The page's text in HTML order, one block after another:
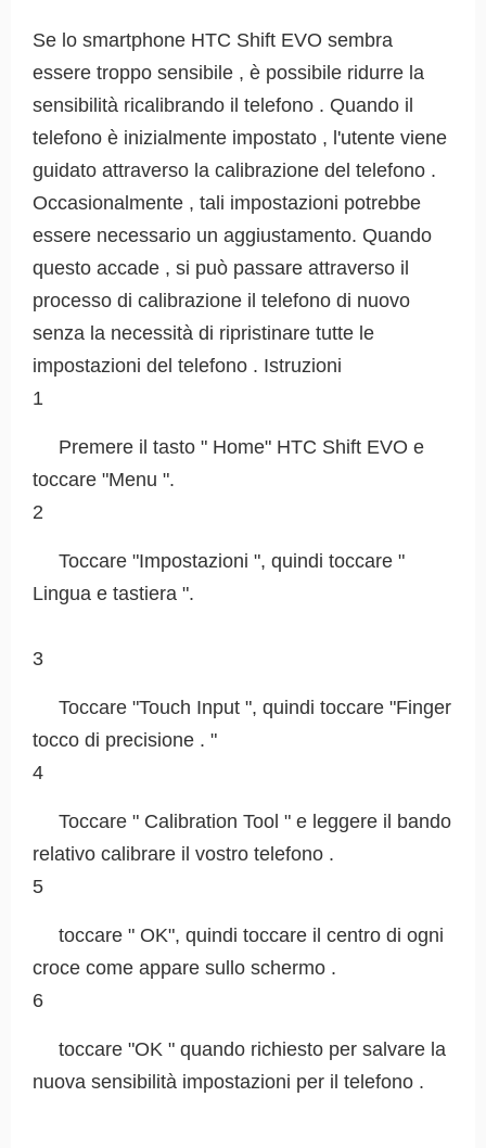
Se lo smartphone HTC Shift EVO sembra
essere troppo sensibile , è possibile ridurre la
sensibilità ricalibrando il telefono . Quando il
telefono è inizialmente impostato , l'utente viene
guidato attraverso la calibrazione del telefono .
Occasionalmente , tali impostazioni potrebbe
essere necessario un aggiustamento. Quando
questo accade , si può passare attraverso il
processo di calibrazione il telefono di nuovo
senza la necessità di ripristinare tutte le
impostazioni del telefono . Istruzioni
1
Premere il tasto " Home" HTC Shift EVO e
toccare "Menu ".
2
Toccare "Impostazioni ", quindi toccare "
Lingua e tastiera ".
3
Toccare "Touch Input ", quindi toccare "Finger
tocco di precisione . "
4
Toccare " Calibration Tool " e leggere il bando
relativo calibrare il vostro telefono .
5
toccare " OK", quindi toccare il centro di ogni
croce come appare sullo schermo .
6
toccare "OK " quando richiesto per salvare la
nuova sensibilità impostazioni per il telefono .